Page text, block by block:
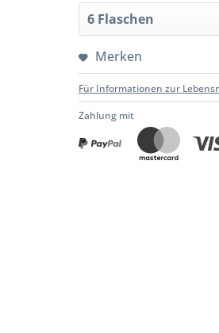
Merken
Für Informationen zur
Zahlung mit